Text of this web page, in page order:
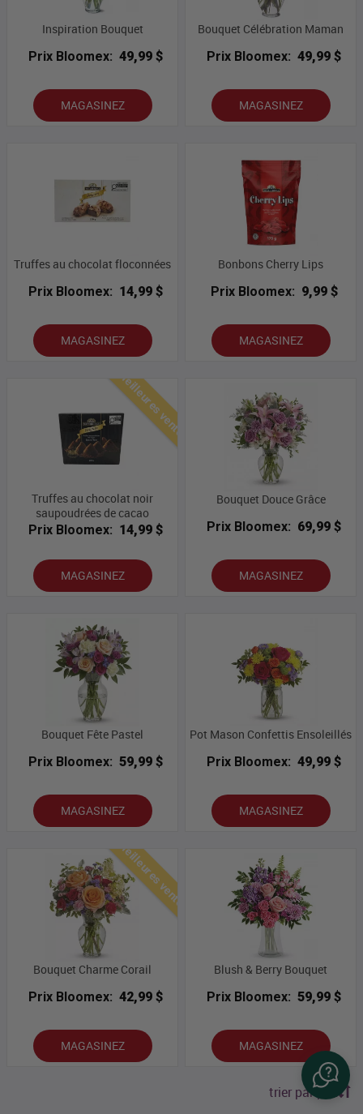
Inspiration Bouquet
Prix Bloomex: 49,99 $
MAGASINEZ
Bouquet Célébration Maman
Prix Bloomex: 49,99 $
MAGASINEZ
Truffes au chocolat floconnées
Prix Bloomex: 14,99 $
MAGASINEZ
Bonbons Cherry Lips
Prix Bloomex: 9,99 $
MAGASINEZ
Meilleures ventes
Truffes au chocolat noir
saupoudrées de cacao
Prix Bloomex: 14,99 $
MAGASINEZ
Bouquet Douce Grâce
Prix Bloomex: 69,99 $
MAGASINEZ
Bouquet Fête Pastel
Prix Bloomex: 59,99 $
MAGASINEZ
Pot Mason Confettis Ensoleillés
Prix Bloomex: 49,99 $
MAGASINEZ
Meilleures ventes
Bouquet Charme Corail
Prix Bloomex: 42,99 $
MAGASINEZ
Blush & Berry Bouquet
Prix Bloomex: 59,99 $
MAGASINEZ
trier par prix